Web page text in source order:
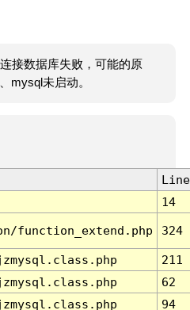
接数据库失败，可能的原
mysql未启动。
Line
14
function_extend.php 324
211
62
94